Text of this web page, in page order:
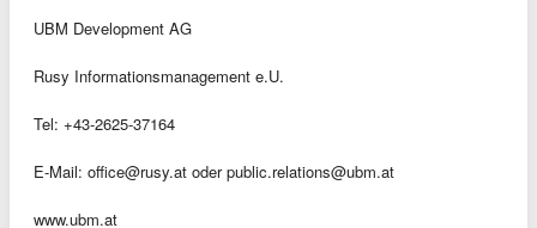
UBM Development AG
Rusy Informationsmanagement e.U.
Tel: +43-2625-37164
E-Mail: office@rusy.at oderpublic.relations@ubm.at
www.ubm.at